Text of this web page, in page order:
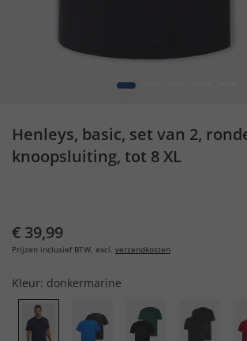
1
Henleys, basic, set van 2,
knoopsluiting, tot 8 XL
€ 39,99
Prijzen inclusief BTW, excl. verzendkosten
Kleur: donkermarine